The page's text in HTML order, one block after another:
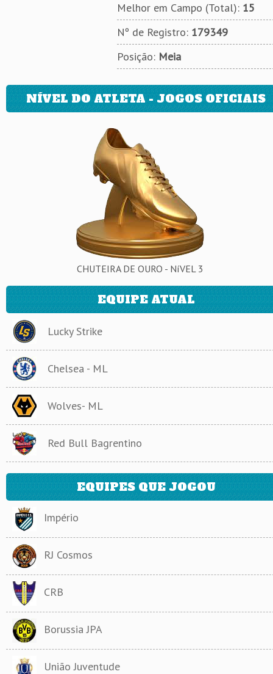
Melhor em Campo (Total): 15
Nº de Registro: 179349
Posição: Meia
NÍVEL DO ATLETA - JOGOS OFICIAIS
CHUTEIRA DE OURO - NíVEL 3
EQUIPE ATUAL
Lucky Strike
Chelsea - ML
Wolves- ML
Red Bull Bagrentino
EQUIPES QUE JOGOU
Império
RJ Cosmos
CRB
Borussia JPA
União Juventude